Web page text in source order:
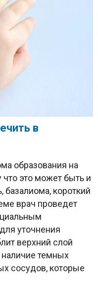
в
образования на
что это может быть и
базалиома, короткий
врач проведет
уточнения
верхний слой
темных
сосудов, которые